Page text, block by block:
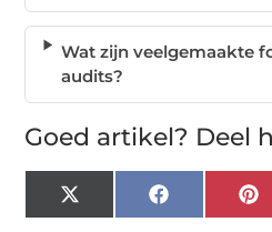
Wat zijn veelgemaakte
audits?
Goed artikel? Deel
X
(Twitter)
Facebook